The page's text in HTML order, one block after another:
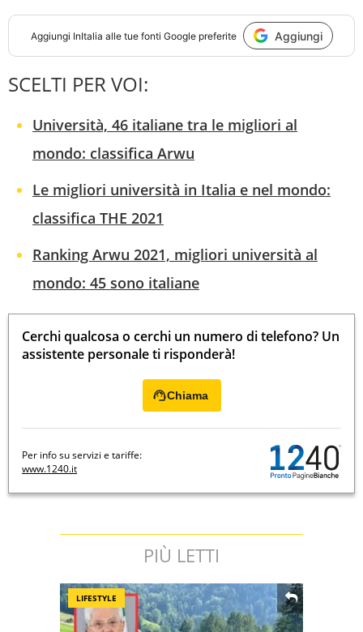
Aggiungi InItalia alle tue fonti Google preferite Aggiungi
SCELTI PER VOI:
Università, 46 italiane tra le migliori al
mondo: classifica Arwu
Le migliori università in Italia e nel mondo:
classifica THE 2021
Ranking Arwu 2021, migliori università al
mondo: 45 sono italiane
Cerchi qualcosa o cerchi un numero di telefono? Un
assistente personale ti risponderà!
Chiama
Per info su servizi e tariffe:
www.1240.it
PIÙ LETTI
LIFESTYLE